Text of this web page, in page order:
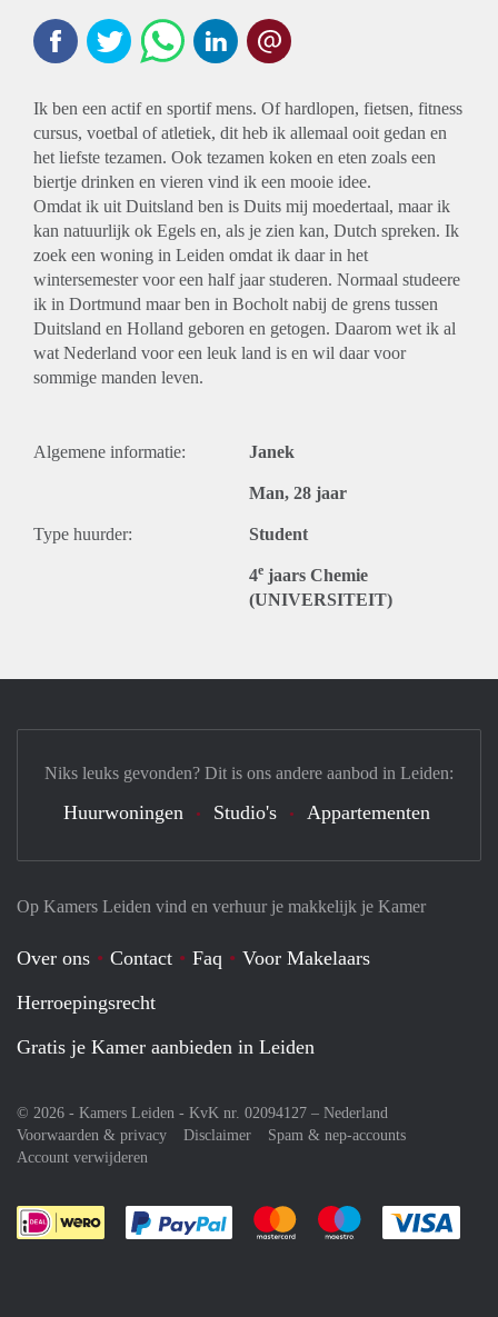
Ik ben een actif en sportif mens. Of hardlopen, fietsen, fitness
cursus, voetbal of atletiek, dit heb ik allemaal ooit gedan en
het liefste tezamen. Ook tezamen koken en eten zoals een
biertje drinken en vieren vind ik een mooie idee.
Omdat ik uit Duitsland ben is Duits mij moedertaal, maar ik
kan natuurlijk ok Egels en, als je zien kan, Dutch spreken. Ik
zoek een woning in Leiden omdat ik daar in het
wintersemester voor een half jaar studeren. Normaal studeere
ik in Dortmund maar ben in Bocholt nabij de grens tussen
Duitsland en Holland geboren en getogen. Daarom wet ik al
wat Nederland voor een leuk land is en wil daar voor
sommige manden leven.
Algemene informatie: Janek
Man, 28 jaar
Type huurder: Student
4e jaars Chemie
(UNIVERSITEIT)
Op Kamers Leiden vind en verhuur je makkelijk je Kamer
Over ons Contact Faq
Voor Makelaars
Herroepingsrecht
Gratis je Kamer aanbieden in Leiden
© 2026 - Kamers Leiden - KvK nr. 02094127 – Nederland
Voorwaarden & privacy
Disclaimer
Spam & nep-accounts
Account verwijderen
Je rekent gemakkelijk af met Paypal
Je rekent gemakkelijk af met
Je rekent
Niks leuks gevonden? Dit is ons andere aanbod in Leiden:
Huurwoningen Studio's Appartementen